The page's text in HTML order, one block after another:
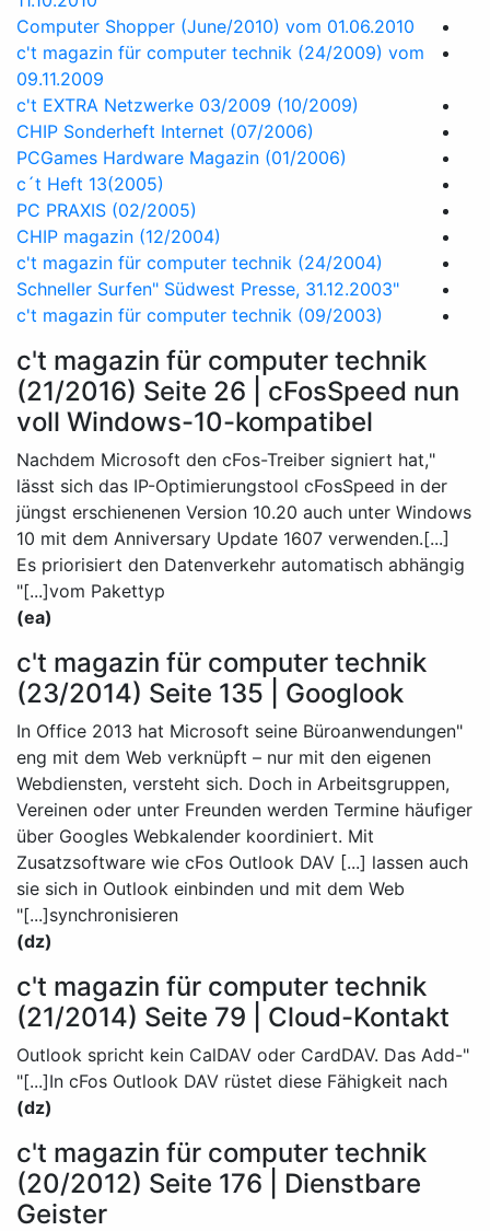
Computer Shopper (June/2010) vom 01.06.2010
c't magazin für computer technik (24/2009) vom
09.11.2009
c't EXTRA Netzwerke 03/2009 (10/2009)
CHIP Sonderheft Internet (07/2006)
PCGames Hardware Magazin (01/2006)
c´t Heft 13(2005)
PC PRAXIS (02/2005)
CHIP magazin (12/2004)
c't magazin für computer technik (24/2004)
"Schneller Surfen" Südwest Presse, 31.12.2003
c't magazin für computer technik (09/2003)
c't magazin für computer technik
(21/2016) Seite 26 | cFosSpeed nun
voll Windows-10-kompatibel
"Nachdem Microsoft den cFos-Treiber signiert hat,
lässt sich das IP-Optimierungstool cFosSpeed in der
jüngst erschienenen Version 10.20 auch unter Windows
10 mit dem Anniversary Update 1607 verwenden.[...]
Es priorisiert den Datenverkehr automatisch abhängig
vom Pakettyp[...]"
(ea)
c't magazin für computer technik
(23/2014) Seite 135 | Googlook
"In Office 2013 hat Microsoft seine Büroanwendungen
eng mit dem Web verknüpft – nur mit den eigenen
Webdiensten, versteht sich. Doch in Arbeitsgruppen,
Vereinen oder unter Freunden werden Termine häufiger
über Googles Webkalender koordiniert. Mit
Zusatzsoftware wie cFos Outlook DAV [...] lassen auch
sie sich in Outlook einbinden und mit dem Web
synchronisieren[...]"
(dz)
c't magazin für computer technik
(21/2014) Seite 79 | Cloud-Kontakt
"Outlook spricht kein CalDAV oder CardDAV. Das Add-
In cFos Outlook DAV rüstet diese Fähigkeit nach[...]"
(dz)
c't magazin für computer technik
(20/2012) Seite 176 | Dienstbare
Geister